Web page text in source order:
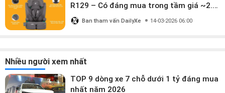
R129 – Có đáng mua trong tầm giá ~2.8
triệu?
Ban tham vấn DailyXe 14-03-2026 06:00
Nhiều người xem nhất
TOP 9 dòng xe 7 chỗ dưới 1 tỷ đáng mua
nhất năm 2026